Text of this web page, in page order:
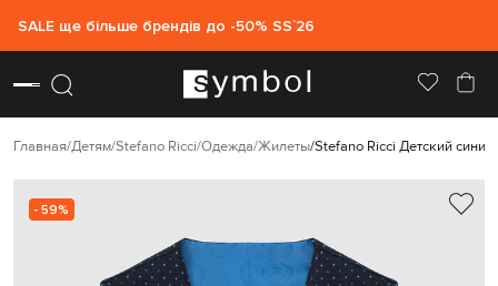
SALE ще більше брендів до -50% SS`26
Главная Детям Stefano Ricci Одежда Жилеты Stefano Ricci Детский
- 59%